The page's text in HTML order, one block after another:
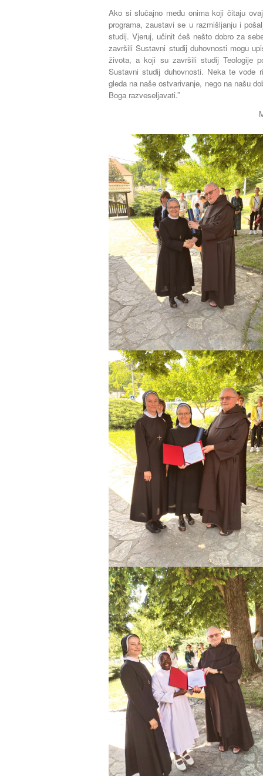
Ako si slučajno među onima koji čitaju
programa, zaustavi se u razmišljanju i
studij. Vjeruj, učinit ćeš nešto dobro za
završili Sustavni studij duhovnosti mogu
života, a koji su završili studij Teologije
Sustavni studij duhovnosti. Neka te vode
gleda na naše ostvarivanje, nego na našu
Boga razveseljavati.”